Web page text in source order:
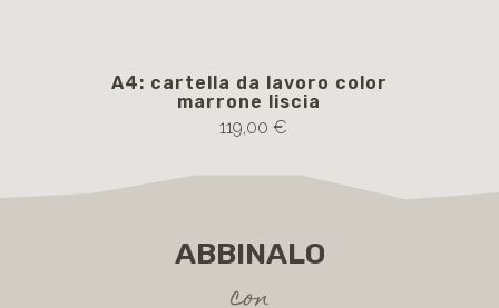
A4: cartella da lavoro color
marrone liscia
119,00 €
ABBINALO